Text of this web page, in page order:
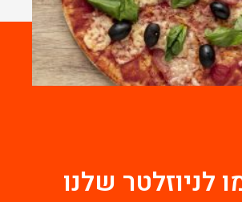
לניוזלטר שלנו